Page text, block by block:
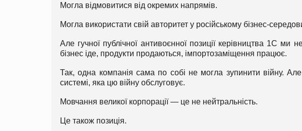
Могла відмовитися від окремих напрямів.
Могла використати свій авторитет у російському бізнес-
Але гучної публічної антивоєнної позиції керівництва 1С ми
бізнес іде, продукти продаються, імпортозаміщення працює.
Так, одна компанія сама по собі не могла зупинити війну.
системі, яка цю війну обслуговує.
Мовчання великої корпорації — це не нейтральність.
Це також позиція.